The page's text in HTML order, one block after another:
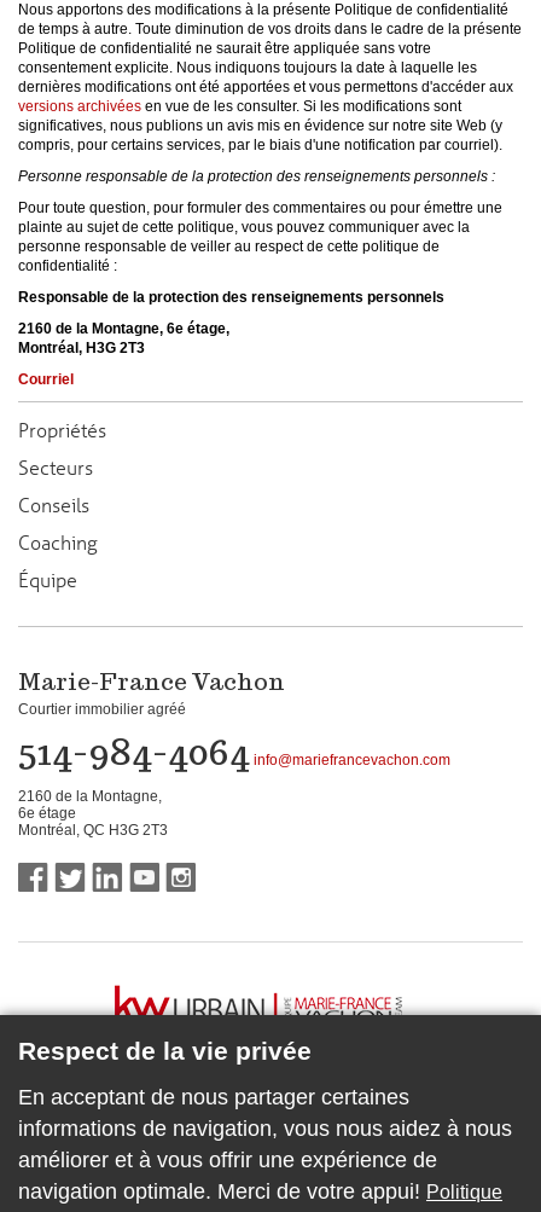
Nous apportons des modifications à la présente Politique de confidentialité
de temps à autre. Toute diminution de vos droits dans le cadre de la présente
Politique de confidentialité ne saurait être appliquée sans votre
consentement explicite. Nous indiquons toujours la date à laquelle les
dernières modifications ont été apportées et vous permettons d'accéder aux
versions archivées en vue de les consulter. Si les modifications sont
significatives, nous publions un avis mis en évidence sur notre site Web (y
compris, pour certains services, par le biais d'une notification par courriel).
Personne responsable de la protection des renseignements personnels :
Pour toute question, pour formuler des commentaires ou pour émettre une
plainte au sujet de cette politique, vous pouvez communiquer avec la
personne responsable de veiller au respect de cette politique de
confidentialité :
Responsable de la protection des renseignements personnels
2160 de la Montagne, 6e étage,
Montréal, H3G 2T3
Courriel
Propriétés
Secteurs
Conseils
Coaching
Équipe
Marie-France Vachon
Courtier immobilier agréé
514-984-4064 info@mariefrancevachon.com
2160 de la Montagne,
6e étage
Montréal, QC H3G 2T3
Respect de la vie privée
En acceptant de nous partager certaines
informations de navigation, vous nous aidez à nous
améliorer et à vous offrir une expérience de
navigation optimale. Merci de votre appui! Politique